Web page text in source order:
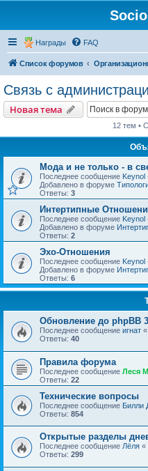
Награды FAQ
Список форумов
Связь с
Новая тема
12 тем •
Мода и не только - в
Последнее сообщение Keynol
Добавлено в форуме
Ответы: 3
Интертипные
Последнее сообщение Keynol
Добавлено в форуме
Ответы: 2
Эхо-Отношения
Последнее сообщение Keynol
Добавлено в форуме
Ответы: 6
Обновление до phpBB
Последнее сообщение игнат «
Ответы: 40
Правила форума
Последнее сообщение Леся
Ответы: 22
Технические вопросы
Последнее сообщение Билли
Ответы: 854
Открытые разделы
Последнее сообщение Лёля «
Ответы: 299